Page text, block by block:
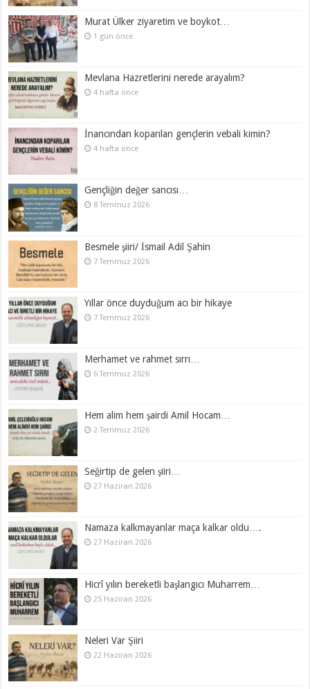
Murat Ülker ziyaretim ve boykot…
1 gün önce
Mevlana Hazretlerini nerede arayalım?
4 hafta önce
İnancından koparılan gençlerin vebali kimin?
4 hafta önce
Gençliğin değer sancısı…
8 Temmuz 2026
Besmele şiiri/ İsmail Adil Şahin
7 Temmuz 2026
Yıllar önce duyduğum acı bir hikaye
7 Temmuz 2026
Merhamet ve rahmet sırrı…
6 Temmuz 2026
Hem alim hem şairdi Amil Hocam…
2 Temmuz 2026
Seğirtip de gelen şiiri…
27 Haziran 2026
Namaza kalkmayanlar maça kalkar oldu….
27 Haziran 2026
Hicrî yılın bereketli başlangıcı Muharrem…
25 Haziran 2026
Neleri Var Şiiri
22 Haziran 2026